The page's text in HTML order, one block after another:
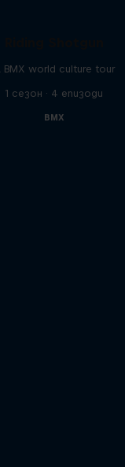
BMX world culture tour
1 сезон · 4 епизоди
BMX